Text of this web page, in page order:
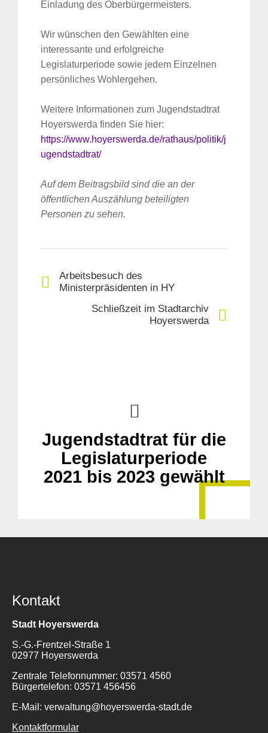
Einladung des Oberbürgermeisters.
Wir wünschen den Gewählten eine
interessante und erfolgreiche
Legislaturperiode sowie jedem Einzelnen
persönliches Wohlergehen.
Weitere Informationen zum Jugendstadtrat
Hoyerswerda finden Sie hier:
https://www.hoyerswerda.de/rathaus/politik/j
ugendstadtrat/
Auf dem Beitragsbild sind die an der
öffentlichen Auszählung beteiligten
Personen zu sehen.
Arbeitsbesuch des
Ministerpräsidenten in HY
Schließzeit im Stadtarchiv
Hoyerswerda
Jugendstadtrat für die
Legislaturperiode
2021 bis 2023 gewählt
Kontakt
Stadt Hoyerswerda
S.-G.-Frentzel-Straße 1
02977 Hoyerswerda
Zentrale Telefonnummer: 03571 4560
Bürgertelefon: 03571 456456
E-Mail: verwaltung@hoyerswerda-stadt.de
Kontaktformular